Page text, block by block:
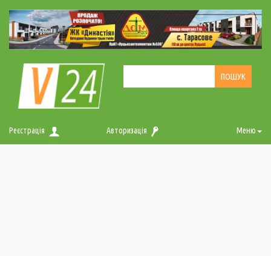
Реєстрація Авторизація Меню